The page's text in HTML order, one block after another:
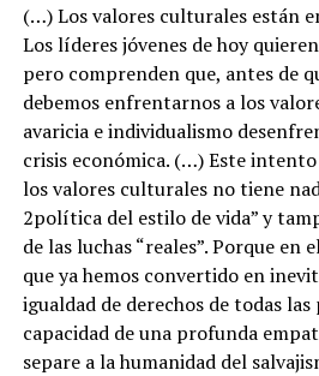
(…) Los valores culturales están
Los líderes jóvenes de hoy
pero comprenden que, antes de
debemos enfrentarnos a los
avaricia e individualismo
crisis económica. (…) Este
los valores culturales no tiene
2política del estilo de vida” y
de las luchas “reales”. Porque
que ya hemos convertido en
igualdad de derechos de todas las
capacidad de una profunda
separe a la humanidad del